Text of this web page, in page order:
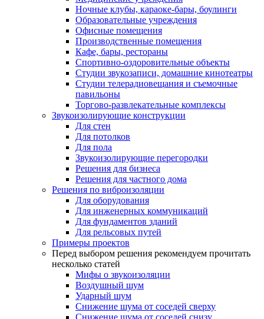
Ночные клубы, караоке-бары, боулинги
Образовательные учреждения
Офисные помещения
Производственные помещения
Кафе, бары, рестораны
Спортивно-оздоровительные объекты
Студии звукозаписи, домашние кинотеатры
Студии телерадиовещания и съемочные
павильоны
Торгово-развлекательные комплексы
Звукоизолирующие конструкции
Для стен
Для потолков
Для пола
Звукоизолирующие перегородки
Решения для бизнеса
Решения для частного дома
Решения по виброизоляции
Для оборудования
Для инженерных коммуникаций
Для фундаментов зданий
Для рельсовых путей
Примеры проектов
Перед выбором решения рекомендуем прочитать
несколько статей
Мифы о звукоизоляции
Воздушный шум
Ударный шум
Снижение шума от соседей сверху
Снижение шума от соседей снизу